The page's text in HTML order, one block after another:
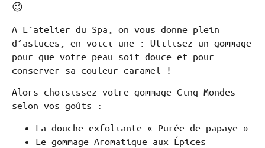
😉
A L’atelier du Spa, on vous donne plein
d’astuces, en voici une : Utilisez un gommage
pour que votre peau soit douce et pour
conserver sa couleur caramel !
Alors choisissez votre gommage Cinq Mondes
selon vos goûts :
La douche exfoliante « Purée de papaye »
Le gommage Aromatique aux Épices